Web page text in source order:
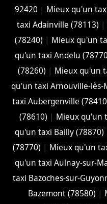
92420 | Mieux qu'un
taxi Adainville (78113) |
(78240) | Mieux qu'un
qu'un taxi Andelu
(78260) | Mieux qu'un
qu'un taxi Arnouville-lès-
taxi Aubergenville
(78610) | Mieux qu'un
qu'un taxi Bailly (78870)
(78770) | Mieux qu'un
qu'un taxi Aulnay-sur-
taxi Bazoches-sur-
Bazemont (78580) |